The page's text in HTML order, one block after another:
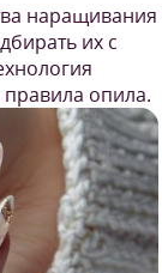
наращивания
их с
опила.